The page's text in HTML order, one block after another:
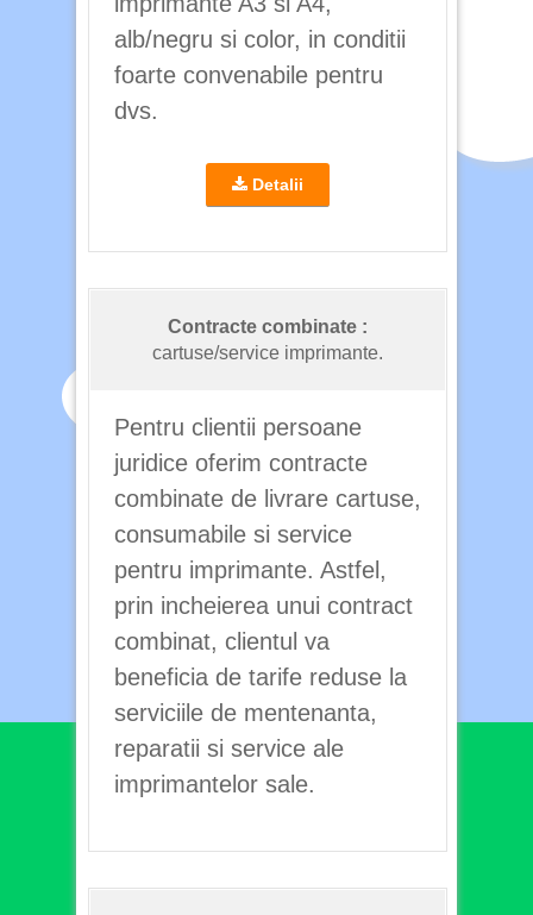
alb/negru si color, in conditii
foarte convenabile pentru
dvs.
Detalii
Contracte combinate :
cartuse/service imprimante.
Pentru clientii persoane
juridice oferim contracte
combinate de livrare cartuse,
consumabile si service
pentru imprimante. Astfel,
prin incheierea unui contract
combinat, clientul va
beneficia de tarife reduse la
serviciile de mentenanta,
reparatii si service ale
imprimantelor sale.